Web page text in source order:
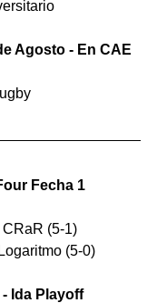
Agosto - En CAE
Fecha 1
(5-1)
(5-0)
Ida Playoff